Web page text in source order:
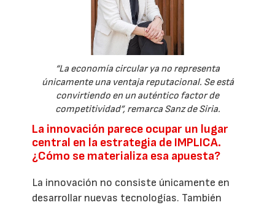
“La economía circular ya no representa
únicamente una ventaja reputacional. Se está
convirtiendo en un auténtico factor de
competitividad”, remarca Sanz de Siria.
La innovación parece ocupar un lugar
central en la estrategia de IMPLICA.
¿Cómo se materializa esa apuesta?
La innovación no consiste únicamente en
desarrollar nuevas tecnologías. También